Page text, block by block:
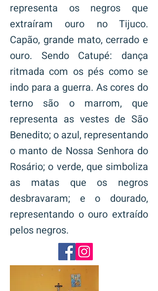
representa os negros que
extraíram ouro no Tijuco.
Capão, grande mato, cerrado e
ouro. Sendo Catupé: dança
ritmada com os pés como se
indo para a guerra. As cores do
terno são o marrom, que
representa as vestes de São
Benedito; o azul, representando
o manto de Nossa Senhora do
Rosário; o verde, que simboliza
as matas que os negros
desbravaram; e o dourado,
representando o ouro extraído
pelos negros.